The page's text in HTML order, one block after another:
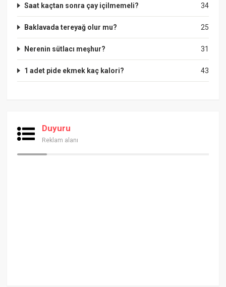
34
Saat kaçtan sonra çay içilmemeli?
25
Baklavada tereyağ olur mu?
31
Nerenin sütlacı meşhur?
43
1 adet pide ekmek kaç kalori?
Duyuru
Reklam alanı